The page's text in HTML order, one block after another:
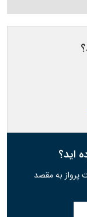
اید؟
پرواز به مقصد